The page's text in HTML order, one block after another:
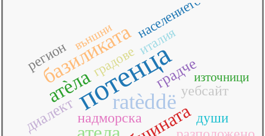
потенца
ratèddë
базиликата
атѐла градче
диалект надморска
регион
уебсайт
градове
души
италия
населението
външни
източници